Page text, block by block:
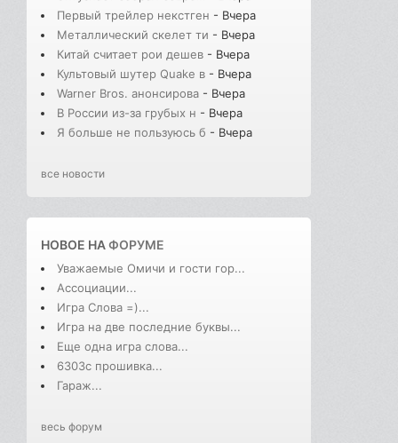
Первый трейлер некстген - Вчера
Металлический скелет ти - Вчера
Китай считает рои дешев - Вчера
Культовый шутер Quake в - Вчера
Warner Bros. анонсирова - Вчера
В России из-за грубых н - Вчера
Я больше не пользуюсь б - Вчера
все новости
НОВОЕ НАФОРУМЕ
Уважаемые Омичи и гости гор...
Ассоциации...
Игра Слова =)...
Игра на две последние буквы...
Еще одна игра слова...
6303с прошивка...
Гараж...
весь форум